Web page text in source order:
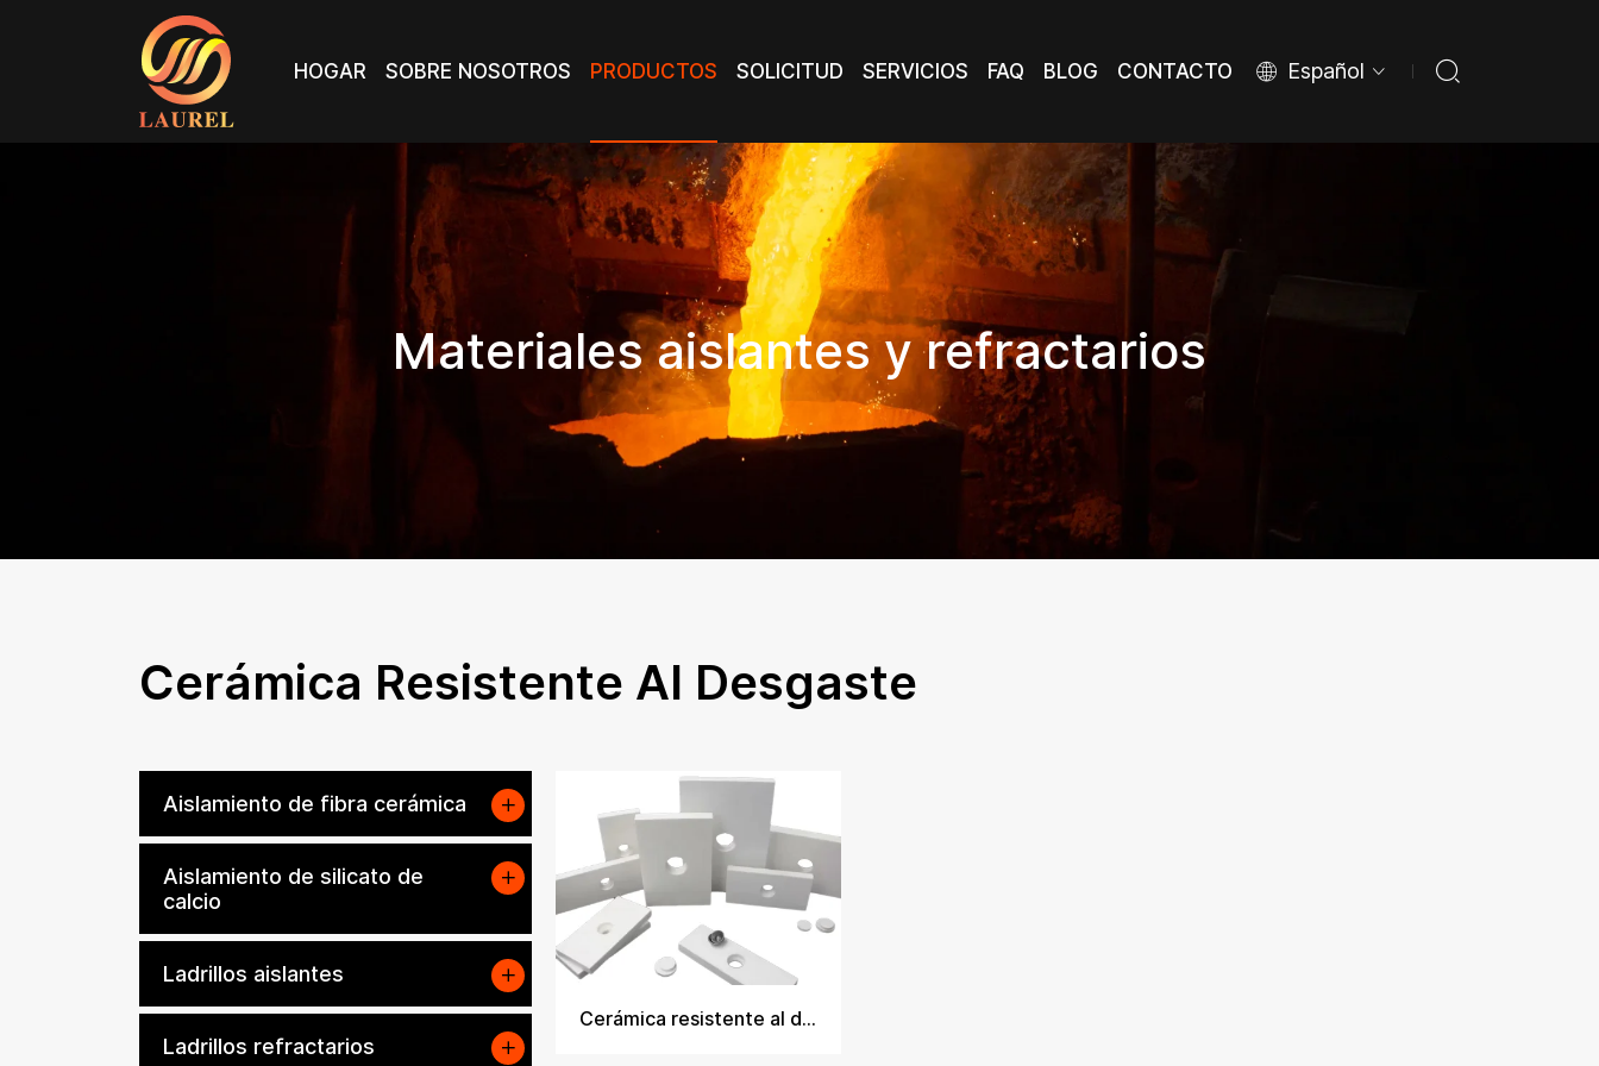
Español
HOGAR
SOBRE NOSOTROS
PRODUCTOS
SOLICITUD
SERVICIOS
FAQ
BLOG
CONTACTO
Materiales aislantes y refractarios
Cerámica Resistente Al Desgaste
Aislamiento de fibra cerámica
Aislamiento de silicato de
calcio
Ladrillos aislantes
Ladrillos refractarios
Cerámica resistente al desgaste